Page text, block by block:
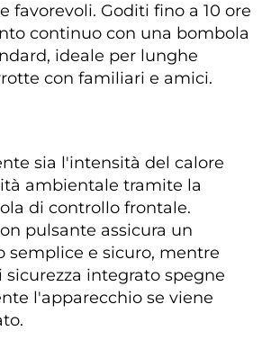
favorevoli. Goditi fino a 10 ore
continuo con una bombola
ideale per lunghe
con familiari e amici.
sia l'intensità del calore
ambientale tramite la
di controllo frontale.
pulsante assicura un
semplice e sicuro, mentre
integrato spegne
l'apparecchio se viene